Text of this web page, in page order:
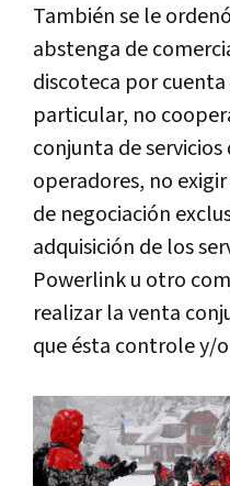
También se le
abstenga de
discoteca por
particular, no
conjunta de
operadores, no
de negociación
adquisición de los
Powerlink u otro
realizar la venta
que ésta controle y/